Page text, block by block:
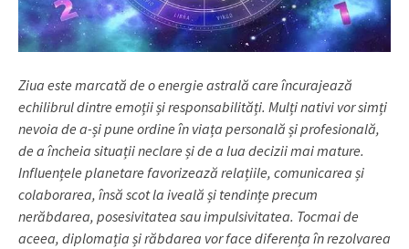
Ziua este marcată de o energie astrală care încurajează
echilibrul dintre emoții și responsabilități. Mulți nativi vor simți
nevoia de a-și pune ordine în viața personală și profesională,
de a încheia situații neclare și de a lua decizii mai mature.
Influențele planetare favorizează relațiile, comunicarea și
colaborarea, însă scot la iveală și tendințe precum
nerăbdarea, posesivitatea sau impulsivitatea. Tocmai de
aceea, diplomația și răbdarea vor face diferența în rezolvarea